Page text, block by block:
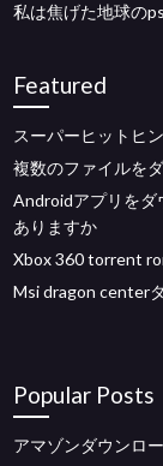
私は焦げた地球の
Featured
スーパーヒットヒ
複数のファイルを
Androidアプリをダ
ありますか
Xbox 360 torrent
Msi dragon center
Popular Posts
アマゾンダウンロ